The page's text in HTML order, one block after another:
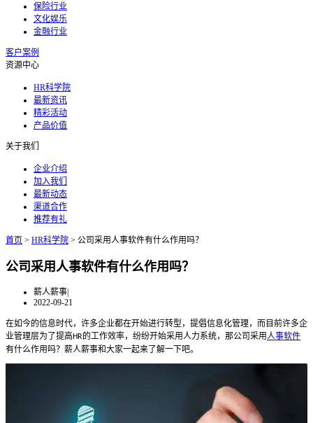
保险行业
文化娱乐
金融行业
客户案例
资源中心
HR科学院
最新资讯
精彩活动
产品价值
关于我们
企业介绍
加入我们
最新动态
渠道合作
推荐有礼
首页 > HR科学院 > 公司采用人事软件有什么作用吗？
公司采用人事软件有什么作用吗？
薪人薪事|
2022-09-21
在如今的信息时代，许多企业都在开始进行转型，提倡信息化管理，而目前许多企
业管理层为了提高HR的工作效率，纷纷开始采用人力系统，那公司采用人事软件
有什么作用吗？薪人薪事和大家一起来了解一下吧。